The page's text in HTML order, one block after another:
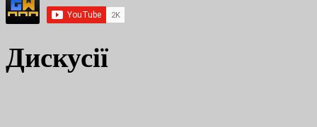
Дискусії